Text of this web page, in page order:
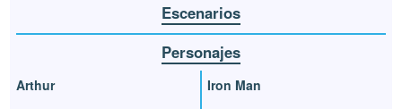
Escenarios
Personajes
Arthur
Iron Man